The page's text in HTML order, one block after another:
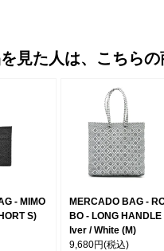
見た人は、こちら
- MIMO
S)
MERCADO BAG -
BO - LONG HANDLE
lver / White (M)
9,680円(税込)